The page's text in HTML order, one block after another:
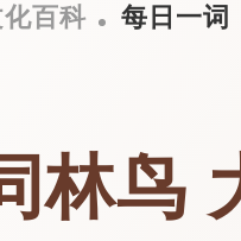
百科 每日一词
林鸟